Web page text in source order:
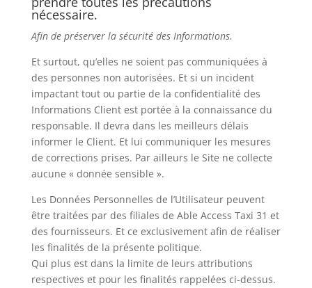
nécessaire.
Afin de préserver la sécurité des Informations.
Et surtout, qu’elles ne soient pas communiquées à
des personnes non autorisées. Et si un incident
impactant tout ou partie de la confidentialité des
Informations Client est portée à la connaissance du
responsable. Il devra dans les meilleurs délais
informer le Client. Et lui communiquer les mesures
de corrections prises. Par ailleurs le Site ne collecte
aucune « donnée sensible ».
Les Données Personnelles de l’Utilisateur peuvent
être traitées par des filiales de Able Access Taxi 31 et
des fournisseurs. Et ce exclusivement afin de réaliser
les finalités de la présente politique.
Qui plus est dans la limite de leurs attributions
respectives et pour les finalités rappelées ci-dessus.